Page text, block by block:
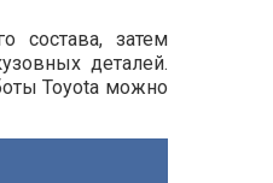
состава, затем
деталей.
Toyota можно